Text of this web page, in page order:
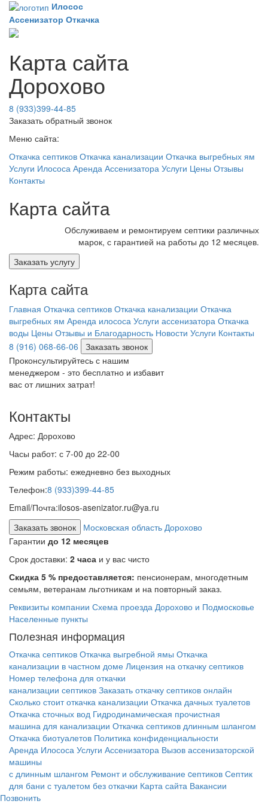
Илосос
Ассенизатор Откачка
Карта сайта
Дорохово
8 (933)399-44-85
Заказать обратный звонок
Меню сайта:
Откачка септиков Откачка канализации Откачка выгребных ям
Услуги Илососа Аренда Ассенизатора Услуги Цены Отзывы
Контакты
Карта сайта
Обслуживаем и ремонтируем септики различных
марок, с гарантией на работы до 12 месяцев.
Заказать услугу
Карта сайта
Главная Откачка септиков Откачка канализации Откачка
выгребных ям Аренда илососа Услуги ассенизатора Откачка
воды Цены Отзывы и Благодарность Новости Услуги Контакты
8 (916) 068-66-06
Заказать звонок
Проконсультируйтесь с нашим
менеджером - это бесплатно и избавит
вас от лишних затрат!
Контакты
Адрес: Дорохово
Часы работ: с 7-00 до 22-00
Режим работы: ежедневно без выходных
Телефон:8 (933)399-44-85
Email/Почта:ilosos-asenizator.ru@ya.ru
Заказать звонок
Московская область Дорохово
Гарантии до 12 месяцев
Срок доставки: 2 часа и у вас чисто
Скидка 5 % предоставляется: пенсионерам, многодетным
семьям, ветеранам льготникам и на повторный заказ.
Реквизиты компании Схема проезда Дорохово и Подмосковье
Населенные пункты
Полезная информация
Откачка септиков Откачка выгребной ямы Откачка
канализации в частном доме Лицензия на откачку септиков
Номер телефона для откачки
канализации септиков Заказать откачку септиков онлайн
Сколько стоит откачка канализации Откачка дачных туалетов
Откачка сточных вод Гидродинамическая прочистная
машина для канализации Откачка септиков длинным шлангом
Откачка биотуалетов Политика конфиденциальности
Аренда Илососа Услуги Ассенизатора Вызов ассенизаторской
машины
с длинным шлангом Ремонт и обслуживание cептиков Септик
для бани с туалетом без откачки Карта сайта Вакансии
Позвонить